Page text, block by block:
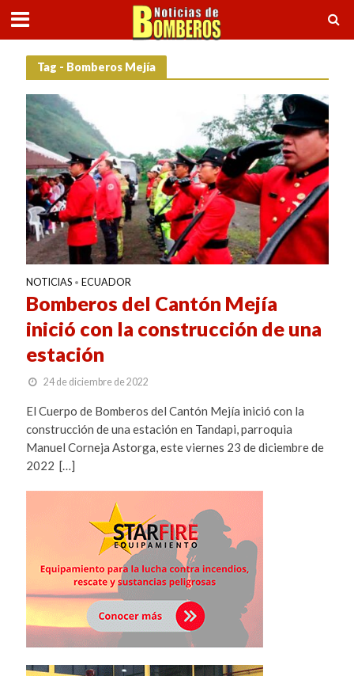
Tag - Bomberos Mejía
NOTICIAS • ECUADOR
Bomberos del Cantón Mejía
inició con la construcción de una
estación
24 de diciembre de 2022
El Cuerpo de Bomberos del Cantón Mejía inició con la
construcción de una estación en Tandapi, parroquia
Manuel Corneja Astorga, este viernes 23 de diciembre de
2022 […]